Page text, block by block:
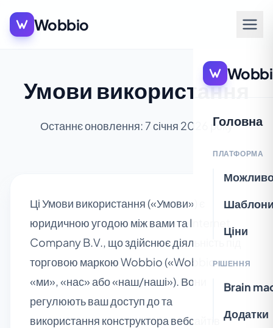
Wobbio
Головна
ПЛАТФОРМА
Ціни
РІШЕННЯ
Brain
Додатки
Умови використання
Останнє оновлення: 7 січня 2026 року
Ці Умови використання («Умови») є
юридичною угодою між вами та Internet
Company B.V., що здійснює діяльність під
торговою маркою Wobbio («Wobbio»,
«ми», «нас» або «наш/наші»). Вони
регулюють ваш доступ до та
використання конструктора вебсайтів